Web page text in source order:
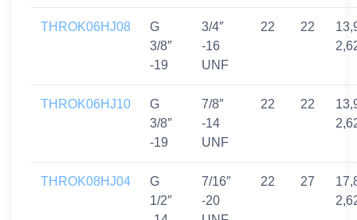
THROK06HJ08
G
3/8″
-19
3/4″
-16
UNF
22 22
THROK06HJ10
G
3/8″
-19
7/8″
-14
UNF
22 22
THROK08HJ04
G
1/2″
7/16″
-20
22 27